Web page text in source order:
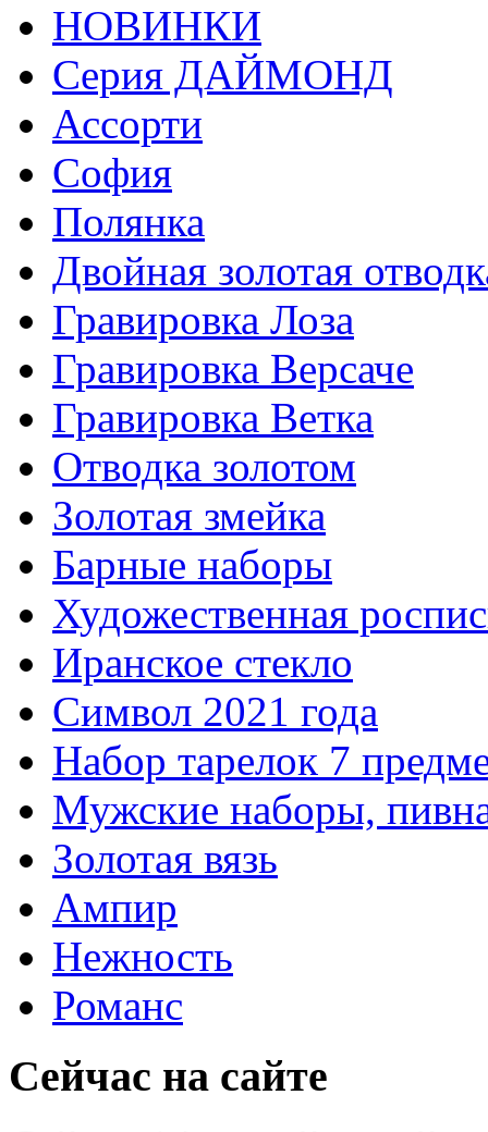
НОВИНКИ
Серия ДАЙМОНД
Ассорти
София
Полянка
Двойная золотая
Гравировка Лоза
Гравировка Версаче
Гравировка Ветка
Отводка золотом
Золотая змейка
Барные наборы
Художественная
Иранское стекло
Символ 2021 года
Набор тарелок 7
Мужские наборы,
Золотая вязь
Ампир
Нежность
Романс
Сейчас на сайте